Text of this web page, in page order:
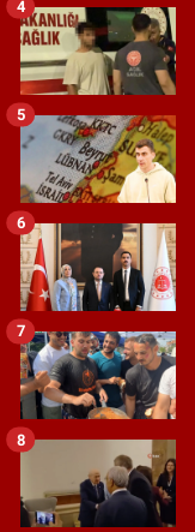
4
5
6
7
8